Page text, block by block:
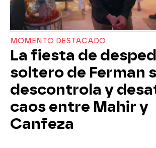
MOMENTO DESTACADO
La fiesta de
soltero de Ferman
descontrola y
caos entre Mahir y
Canfeza